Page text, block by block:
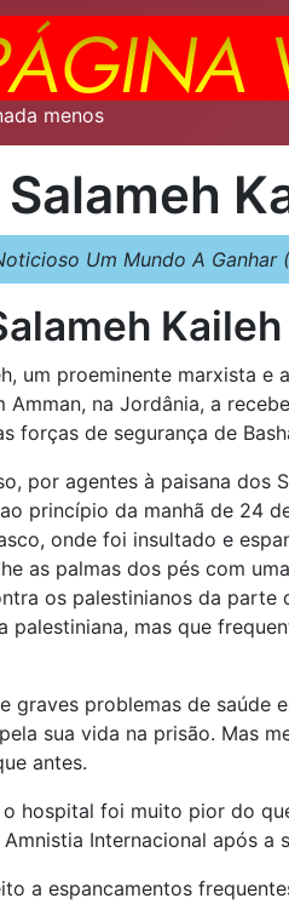
menos
Salameh
Um Mundo A Ganhar
um proeminente marxista
Amman, na Jordânia, a
forças de segurança de
por agentes à paisana dos
princípio da manhã de 24
onde foi insultado e
as palmas dos pés com
os palestinianos da
palestiniana, mas que
graves problemas de saúde
sua vida na prisão. Mas
antes.
o hospital foi muito pior do
Amnistia Internacional após
a espancamentos